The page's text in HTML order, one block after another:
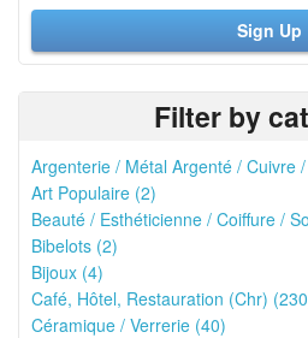
Sign Up
Filter by
Argenterie / Métal Argenté / Cuivre
Art Populaire (2)
Beauté / Esthéticienne / Coiffure /
Bibelots (2)
Bijoux (4)
Café, Hôtel, Restauration (Chr)
Céramique / Verrerie (40)